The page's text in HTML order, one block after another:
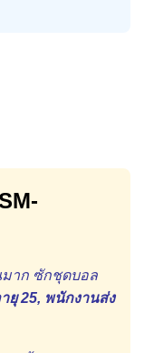
มาก ซักชุดบอล
ายุ 25, พนักงานส่ง